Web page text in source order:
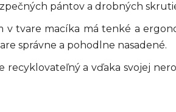
pántov a drobných
v tvare macíka má tenké a
správne a pohodlne nasadené.
recyklovateľný a vďaka svojej